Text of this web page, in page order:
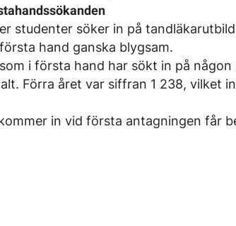
studenter söker in på
hand ganska blygsam.
i första hand har sökt in på
Förra året var siffran 1 238, vilket
in vid första antagningen får